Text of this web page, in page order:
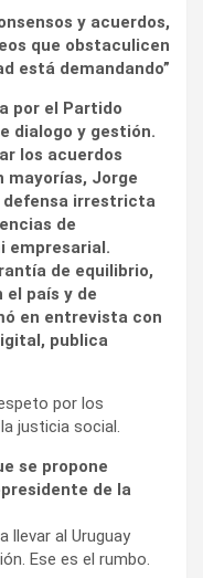
y acuerdos,
que obstaculicen
está demandando”
por el Partido
dialogo y gestión.
los acuerdos
mayorías, Jorge
defensa irrestricta
de
empresarial.
de equilibrio,
el país y de
en entrevista con
publica
por los
justicia social.
se propone
de la
llevar al Uruguay
Ese es el rumbo.